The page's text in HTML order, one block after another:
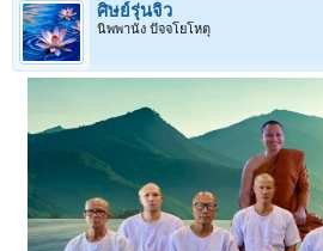
ศิษย์รุ่นจิ๋ว
นิพพานัง ปัจจโยโหตุ